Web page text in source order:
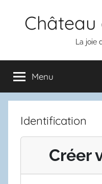
La joie
Menu
Identification
Créer